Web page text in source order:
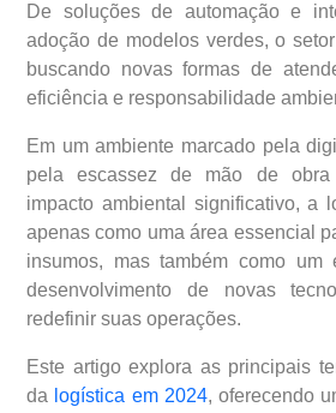
De soluções de automação e
adoção de modelos verdes, o
buscando novas formas de
eficiência e responsabilidade
Em um ambiente marcado pela
pela escassez de mão de
impacto ambiental significativo, a
apenas como uma área essencial
insumos, mas também como um
desenvolvimento de novas
redefinir suas operações.
Este artigo explora as principais
da logística em 2024, oferecendo